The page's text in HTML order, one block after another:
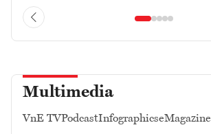
Multimedia
VnE TVPodcastInfographicseMagazine